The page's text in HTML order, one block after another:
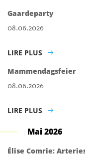
Gaardeparty
08.06.2026
LIRE PLUS
Mammendagsfeier
08.06.2026
LIRE PLUS
Mai 2026
Élise Comrie: